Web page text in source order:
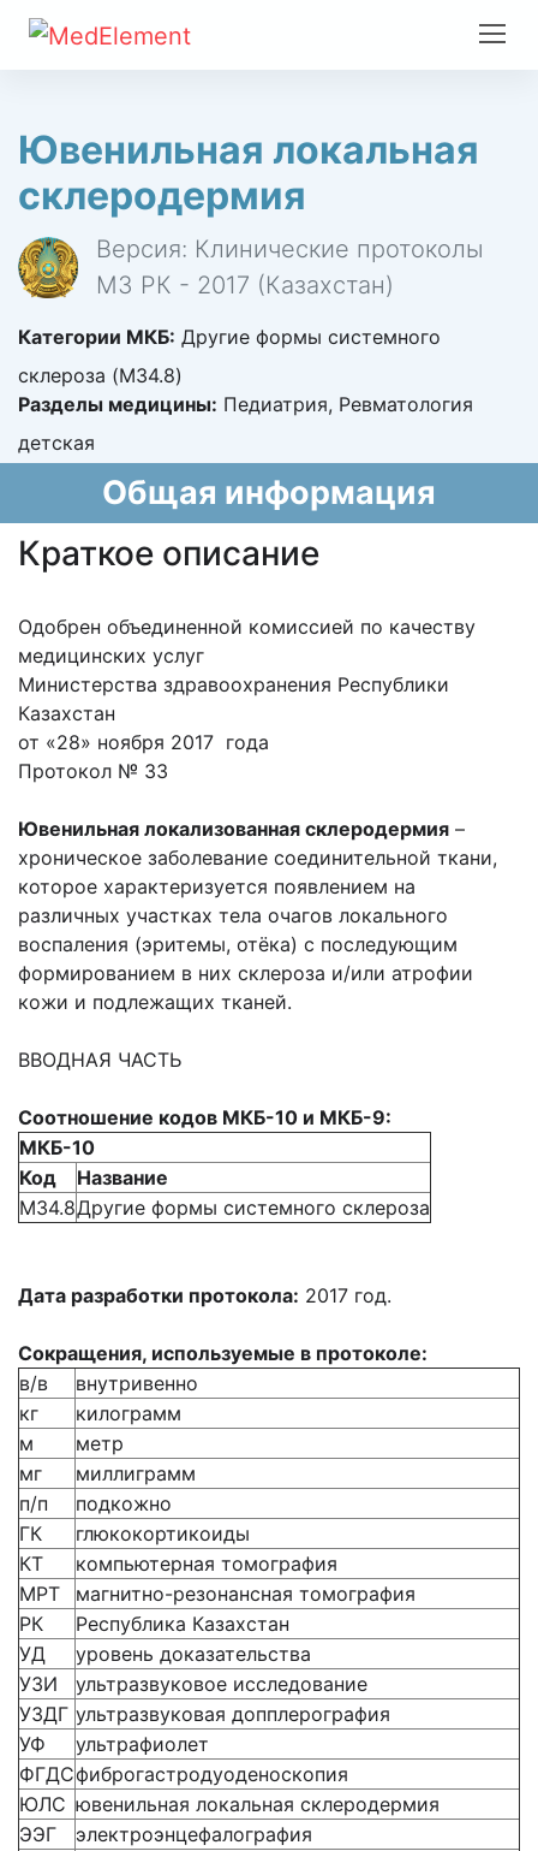
Ювенильная локальная
склеродермия
Версия: Клинические протоколы
МЗ РК - 2017 (Казахстан)
Категории МКБ: Другие формы системного
склероза (M34.8)
Разделы медицины: Педиатрия, Ревматология
детская
Общая информация
Краткое описание
Одобрен объединенной комиссией по качеству
медицинских услуг
Министерства здравоохранения Республики
Казахстан
от «28» ноября 2017 года
Протокол № 33
Ювенильная локализованная склеродермия –
хроническое заболевание соединительной ткани,
которое характеризуется появлением на
различных участках тела очагов локального
воспаления (эритемы, отёка) с последующим
формированием в них склероза и/или атрофии
кожи и подлежащих тканей.
ВВОДНАЯ ЧАСТЬ
Соотношение кодов МКБ-10 и МКБ-9:
МКБ-10
Код
Название
M34.8Другие формы системного склероза
Дата разработки протокола: 2017 год.
Сокращения, используемые в протоколе:
в/в
внутривенно
кг
килограмм
м
метр
мг
миллиграмм
п/п
подкожно
ГК
глюкокортикоиды
КТ
компьютерная томография
МРТ
магнитно-резонансная томография
РК
Республика Казахстан
УД
уровень доказательства
УЗИ
ультразвуковое исследование
УЗДГ ультразвуковая допплерография
УФ
ультрафиолет
ФГДСфиброгастродуоденоскопия
ЮЛС ювенильная локальная склеродермия
ЭЭГ
электроэнцефалография